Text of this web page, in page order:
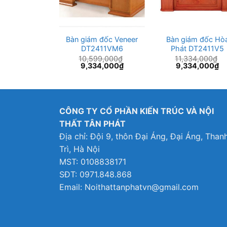
Bàn giám đốc Veneer
DT2411VM6
10,599,000₫
Giá
gốc
9,334,000₫Giá
hiện
Bàn giám đốc
Phát DT2411V5
11,334,000₫
Giá
gốc
9,334,000₫Giá
CÔNG TY CỔ PHẦN KIẾN TRÚC VÀ NỘI
THẤT TÂN PHÁT
Địa chỉ: Đội 9, thôn Đại Áng, Đại Áng,
Trì, Hà Nội
MST: 0108838171
SĐT: 0971.848.868
Email: Noithattanphatvn@gmail.com